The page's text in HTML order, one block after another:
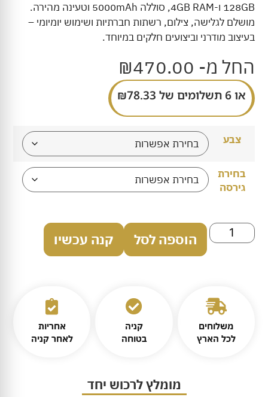
128GB ו-4GB RAM, סוללה 5000mAh וטעינה מהירה.
מושלם לגלישה, צילום, רשתות חברתיות ושימוש יומיומי –
בעיצוב מודרני וביצועים חלקים במיוחד.
החל מ- ₪470.00
או 6 תשלומים של ₪78.33
צבע
בחירת
גירסה
הוספה לסל קנה עכשיו
משלוחים
לכל הארץ
קניה
בטוחה
אחריות
לאחר קניה
מומלץ לרכוש יחד